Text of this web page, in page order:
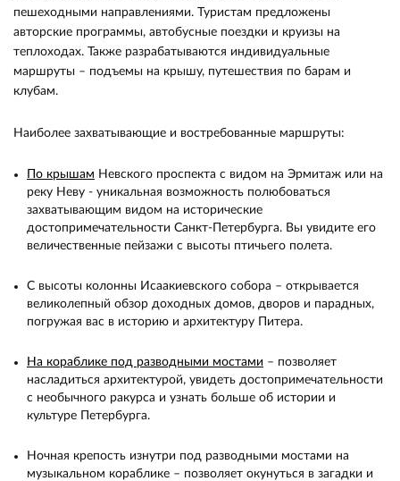
пешеходными направлениями. Туристам предложены
авторские программы, автобусные поездки и круизы на
теплоходах. Также разрабатываются индивидуальные
маршруты – подъемы на крышу, путешествия по барам и
клубам.
Наиболее захватывающие и востребованные маршруты:
По крышам Невского проспекта с видом на Эрмитаж или на
реку Неву - уникальная возможность полюбоваться
захватывающим видом на исторические
достопримечательности Санкт-Петербурга. Вы увидите его
величественные пейзажи с высоты птичьего полета.
С высоты колонны Исаакиевского собора – открывается
великолепный обзор доходных домов, дворов и парадных,
погружая вас в историю и архитектуру Питера.
На кораблике под разводными мостами – позволяет
насладиться архитектурой, увидеть достопримечательности
с необычного ракурса и узнать больше об истории и
культуре Петербурга.
Ночная крепость изнутри под разводными мостами на
музыкальном кораблике – позволяет окунуться в загадки и